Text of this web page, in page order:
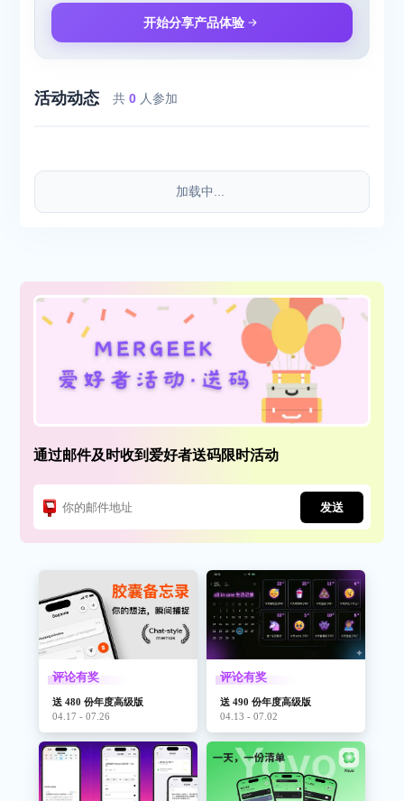
开始分享产品体验
活动动态 共0 人参加
加载中...
通过邮件及时收到爱好者送码限时活动
发送
评论有奖
送 480 份年度高级版
04.17 - 07.26
评论有奖
送 490 份年度高级版
04.13 - 07.02